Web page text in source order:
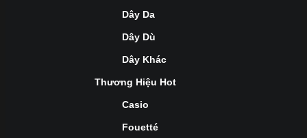
Dây Da
Dây Dù
Dây Khác
Thương Hiệu Hot
Casio
Fouetté